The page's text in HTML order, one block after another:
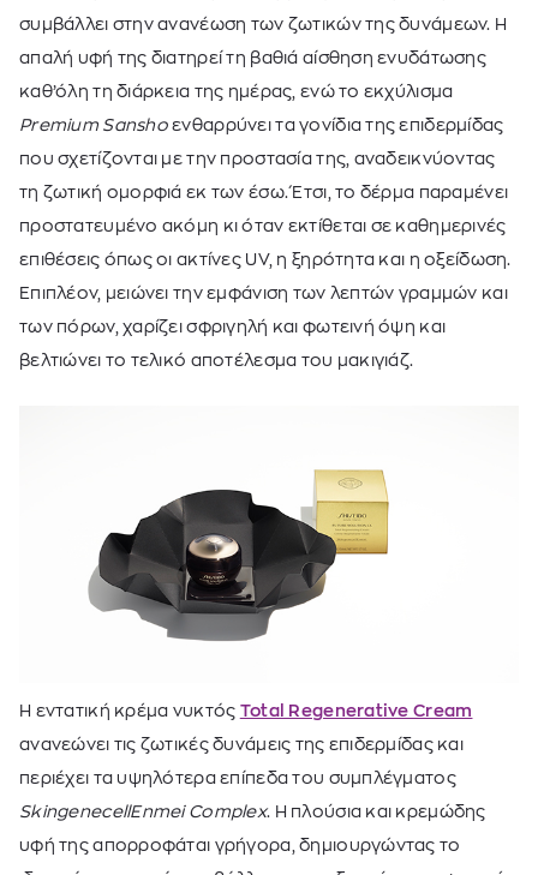
συμβάλλει στην ανανέωση των ζωτικών της δυνάμεων. Η
απαλή υφή της διατηρεί τη βαθιά αίσθηση ενυδάτωσης
καθ’όλη τη διάρκεια της ημέρας, ενώ το εκχύλισμα
Premium Sanshoενθαρρύνει τα γονίδια της επιδερμίδας
που σχετίζονται με την προστασία της, αναδεικνύοντας
τη ζωτική ομορφιά εκ των έσω. Έτσι, το δέρμα παραμένει
προστατευμένο ακόμη κι όταν εκτίθεται σε καθημερινές
επιθέσεις όπως οι ακτίνες UV, η ξηρότητα και η οξείδωση.
Επιπλέον, μειώνει την εμφάνιση των λεπτών γραμμών και
των πόρων, χαρίζει σφριγηλή και φωτεινή όψη και
βελτιώνει το τελικό αποτέλεσμα του μακιγιάζ.
Η εντατική κρέμα νυκτός Total Regenerative Cream
ανανεώνει τις ζωτικές δυνάμεις της επιδερμίδας και
περιέχει τα υψηλότερα επίπεδα του συμπλέγματος
SkingenecellEnmei Complex. Η πλούσια και κρεμώδης
υφή της απορροφάται γρήγορα, δημιουργώντας το